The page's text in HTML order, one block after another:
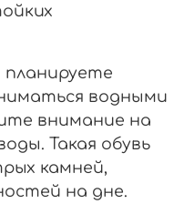
планируете
водными
внимание на
Такая обувь
камней,
на дне.